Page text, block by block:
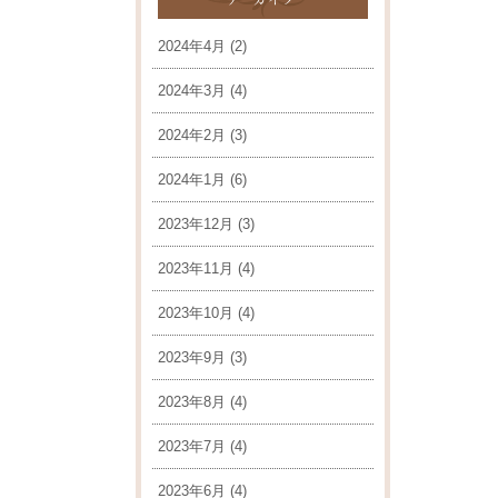
2024年4月 (2)
2024年3月 (4)
2024年2月 (3)
2024年1月 (6)
2023年12月 (3)
2023年11月 (4)
2023年10月 (4)
2023年9月 (3)
2023年8月 (4)
2023年7月 (4)
2023年6月 (4)